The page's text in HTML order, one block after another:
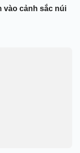
vào cảnh sắc núi